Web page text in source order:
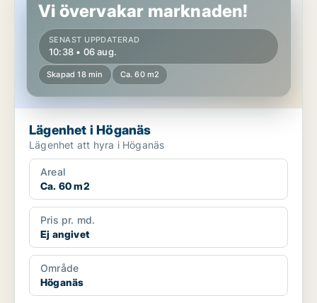
Vi övervakar marknaden!
SENAST UPPDATERAD
10:38 • 06 aug.
Skapad 18 min Ca. 60 m2
Lägenhet i Höganäs
Lägenhet att hyra i Höganäs
Areal
Ca. 60 m2
Pris pr. md.
Ej angivet
Område
Höganäs